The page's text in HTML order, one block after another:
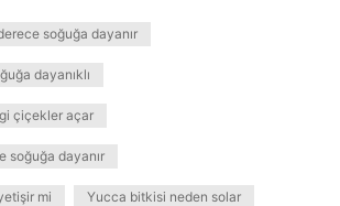
soğuğa dayanır
dayanıklı
çiçekler açar
soğuğa dayanır
mi Yucca bitkisi neden solar